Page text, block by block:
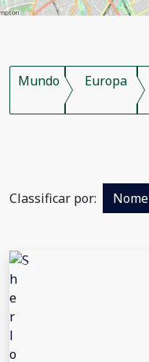
Mundo Europa
Classificar por: Nome